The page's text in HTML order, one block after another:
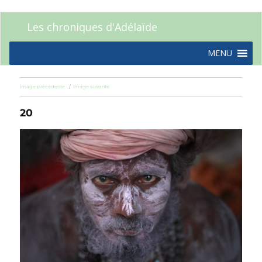
Les chroniques d'Adélaïde
MENU
Image précédente Image suivante
20